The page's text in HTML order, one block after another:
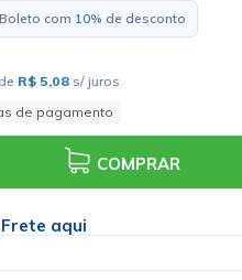
com 10% de desconto
R$ 5,08s/ juros
de pagamento
COMPRAR
aqui